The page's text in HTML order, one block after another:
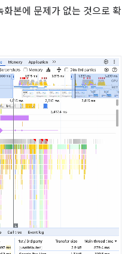
본에 문제가 없는 것으로 확